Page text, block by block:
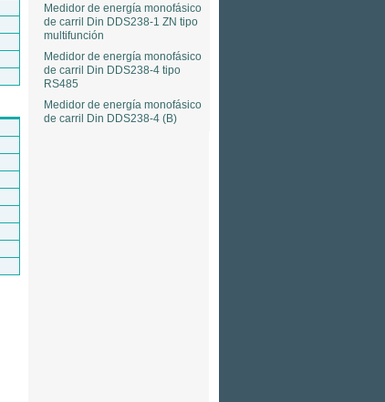
Medidor de energía monofásico
de carril Din DDS238-1 ZN tipo
multifunción
Medidor de energía monofásico
de carril Din DDS238-4 tipo
RS485
Medidor de energía monofásico
de carril Din DDS238-4 (B)